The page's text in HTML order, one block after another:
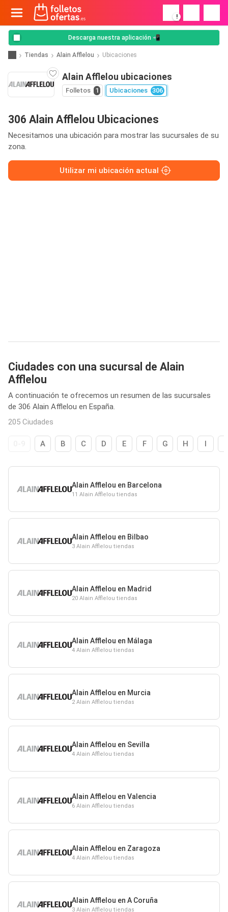
!
Descarga nuestra aplicación 📲
Tiendas Alain Afflelou Ubicaciones
Alain Afflelou ubicaciones
Folletos 1 Ubicaciones 306
306 Alain Afflelou Ubicaciones
Necesitamos una ubicación para mostrar las sucursales de su
zona.
Utilizar mi ubicación actual
Ciudades con una sucursal de Alain
Afflelou
A continuación te ofrecemos un resumen de las sucursales
de 306 Alain Afflelou en España.
205 Ciudades
A B C D E F G H I
Alain Afflelou en Barcelona
11 Alain Afflelou tiendas
Alain Afflelou en Bilbao
3 Alain Afflelou tiendas
Alain Afflelou en Madrid
20 Alain Afflelou tiendas
Alain Afflelou en Málaga
4 Alain Afflelou tiendas
Alain Afflelou en Murcia
2 Alain Afflelou tiendas
Alain Afflelou en Sevilla
4 Alain Afflelou tiendas
Alain Afflelou en Valencia
6 Alain Afflelou tiendas
Alain Afflelou en Zaragoza
4 Alain Afflelou tiendas
Alain Afflelou en A Coruña
3 Alain Afflelou tiendas